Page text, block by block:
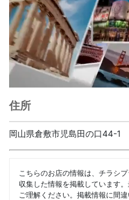
住所
岡山県倉敷市児島田の口44-1
こちらのお店の情報は、チラシ
収集した情報を掲載しています
ご理解ください。掲載情報に間